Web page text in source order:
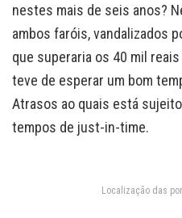
nestes mais de seis anos?
ambos faróis, vandalizados
que superaria os 40 mil
teve de esperar um bom
Atrasos ao quais está
tempos de just-in-time.
Localização das